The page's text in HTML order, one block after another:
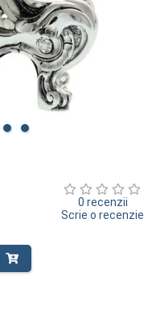
0 recenzii
Scrie o recenzie